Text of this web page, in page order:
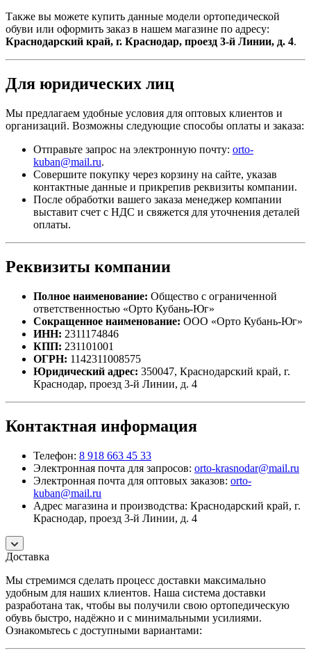
Также вы можете купить данные модели ортопедической
обуви или оформить заказ в нашем магазине по адресу:
Краснодарский край, г. Краснодар, проезд 3-й Линии, д. 4.
Для юридических лиц
Мы предлагаем удобные условия для оптовых клиентов и
организаций. Возможны следующие способы оплаты и заказа:
Отправьте запрос на электронную почту: orto-
kuban@mail.ru.
Совершите покупку через корзину на сайте, указав
контактные данные и прикрепив реквизиты компании.
После обработки вашего заказа менеджер компании
выставит счет с НДС и свяжется для уточнения деталей
оплаты.
Реквизиты компании
Полное наименование: Общество с ограниченной
ответственностью «Орто Кубань-Юг»
Сокращенное наименование: ООО «Орто Кубань-Юг»
ИНН: 2311174846
КПП: 231101001
ОГРН: 1142311008575
Юридический адрес: 350047, Краснодарский край, г.
Краснодар, проезд 3-й Линии, д. 4
Контактная информация
Телефон: 8 918 663 45 33
Электронная почта для запросов: orto-krasnodar@mail.ru
Электронная почта для оптовых заказов: orto-
kuban@mail.ru
Адрес магазина и производства: Краснодарский край, г.
Краснодар, проезд 3-й Линии, д. 4
Доставка
Мы стремимся сделать процесс доставки максимально
удобным для наших клиентов. Наша система доставки
разработана так, чтобы вы получили свою ортопедическую
обувь быстро, надёжно и с минимальными усилиями.
Ознакомьтесь с доступными вариантами: